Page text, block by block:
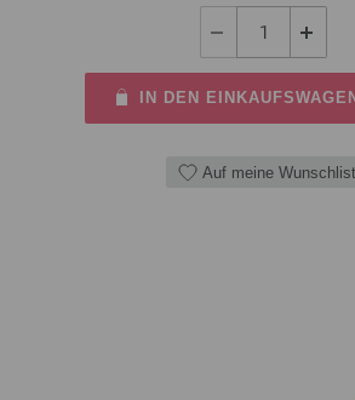
IN DEN
Auf meine